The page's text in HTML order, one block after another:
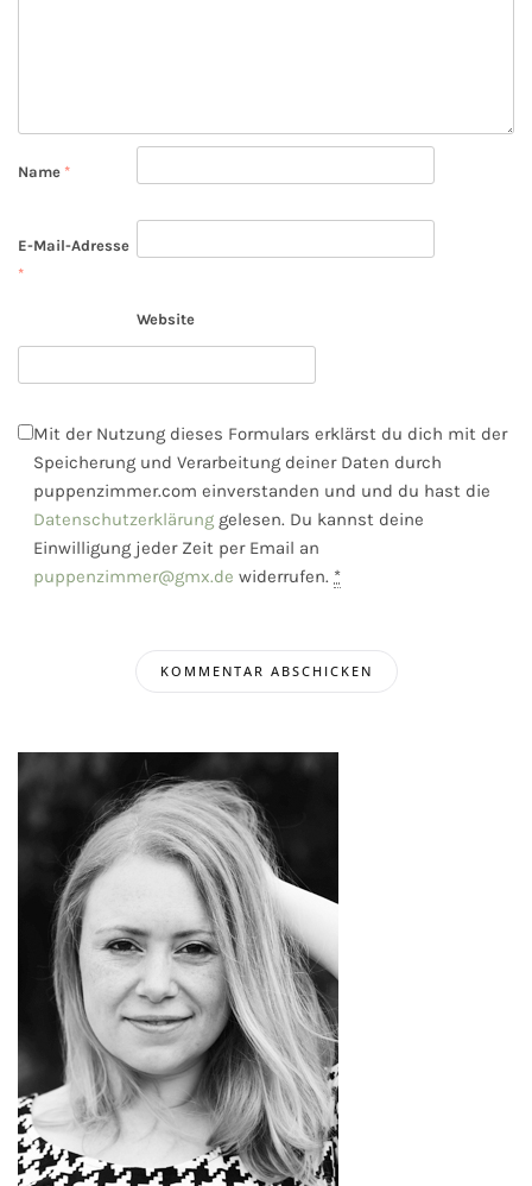
Name *
E-Mail-Adresse
*
Website
Mit der Nutzung dieses Formulars erklärst du dich mit der
Speicherung und Verarbeitung deiner Daten durch
puppenzimmer.com einverstanden und und du hast die
Datenschutzerklärung gelesen. Du kannst deine
Einwilligung jeder Zeit per Email an
puppenzimmer@gmx.de widerrufen. *